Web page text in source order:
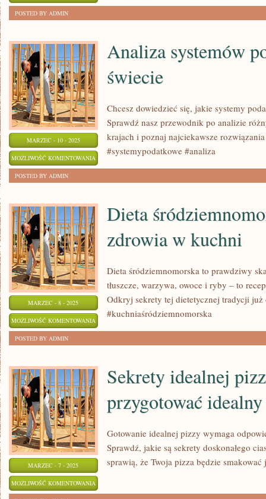
DOMOWE
PESTO
WŁOSKIM
ZOSTAŁA WYŁĄCZONA
POSTED BY ADMIN
MARZEC - 10 - 2025
MOŻLIWOŚĆ KOMENTOWANIA ANALIZA
NA
ŚWIECIE
ZOSTAŁA WYŁĄCZONA
Analiza systemów
świecie
Chcesz dowiedzieć się, jakie systemy
Sprawdź nasz przewodnik po analizie
krajach i poznaj najciekawsze
#systemypodatkowe #analiza
POSTED BY ADMIN
MARZEC - 8 - 2025
MOŻLIWOŚĆ KOMENTOWANIA
ZDROWIA
ZOSTAŁA WYŁĄCZONA
Dieta
zdrowia w kuchni
Dieta śródziemnomorska to prawdziwy
tłuszcze, warzywa, owoce i ryby – to
Odkryj sekrety tej dietetycznej tradycji
#kuchniaśródziemnomorska
POSTED BY ADMIN
MARZEC - 7 - 2025
MOŻLIWOŚĆ KOMENTOWANIA
Sekrety idealnej
przygotować
Gotowanie idealnej pizzy wymaga
Sprawdź, jakie są sekrety doskonałego
sprawią, że Twoja pizza będzie